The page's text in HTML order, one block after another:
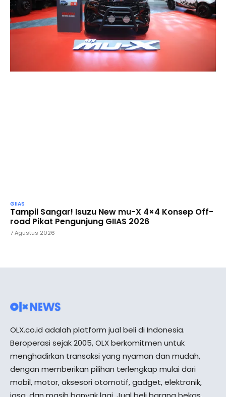
GIIAS
Tampil Sangar! Isuzu New mu-X 4×4 Konsep Off-
road Pikat Pengunjung GIIAS 2026
7 Agustus 2026
OLX.co.id adalah platform jual beli di Indonesia.
Beroperasi sejak 2005, OLX berkomitmen untuk
menghadirkan transaksi yang nyaman dan mudah,
dengan memberikan pilihan terlengkap mulai dari
mobil, motor, aksesori otomotif, gadget, elektronik,